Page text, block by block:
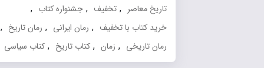
تاریخ معاصر ,تخفیف ,جشنواره کتاب ,
خرید کتاب با تخفیف ,رمان ایرانی ,رمان تاریخ ,
رمان تاریخی ,زمان , کتاب تاریخ , کتاب سیاسی